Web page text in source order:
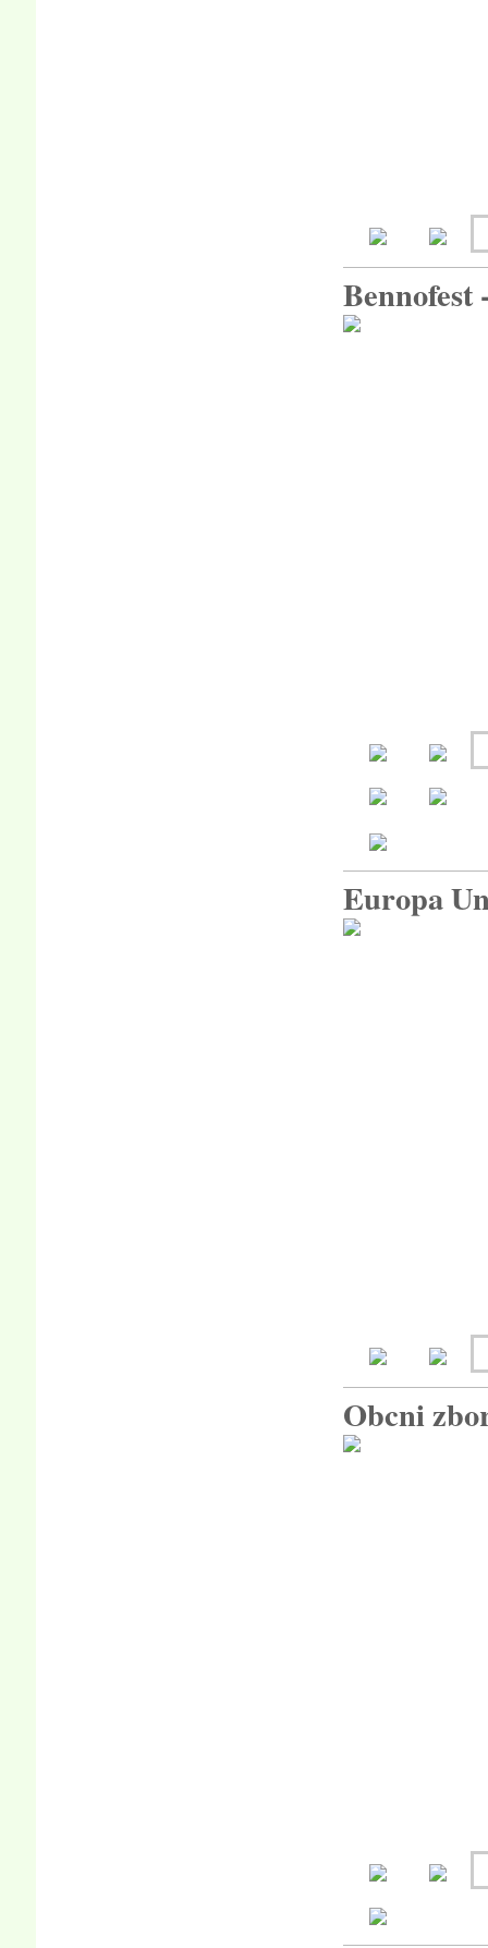
Bennofest
Europa
Obcni